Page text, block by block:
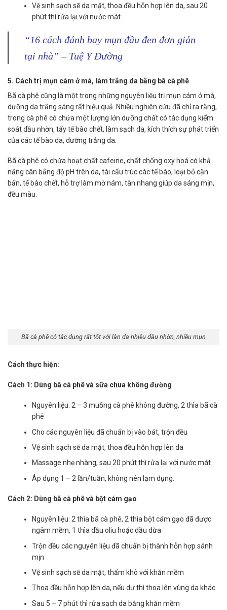
Vệ sinh sạch sẽ da mặt, thoa đều hỗn hợp lên da, sau 20
phút thì rửa lại với nước mát.
“16 cách đánh bay mụn đầu đen đơn giản
tại nhà” – Tuệ Y Đường
5. Cách trị mụn cám ở má, làm trắng da bằng bã cà phê
Bã cà phê cũng là một trong những nguyên liệu trị mụn cám ở má,
dưỡng da trắng sáng rất hiệu quả. Nhiều nghiên cứu đã chỉ ra rằng,
trong cà phê có chứa một lượng lớn dưỡng chất có tác dụng kiểm
soát dầu nhờn, tẩy tế bào chết, làm sạch da, kích thích sự phát triển
của các tế bào da, dưỡng trắng da.
Bã cà phê có chứa hoạt chất cafeine, chất chống oxy hoá có khả
năng cân bằng độ pH trên da, tái cấu trúc các tế bào, loại bỏ cặn
bẩn, tế bào chết, hỗ trợ làm mờ nám, tàn nhang giúp da sáng mịn,
đều màu.
Bã cà phê có tác dụng rất tốt với làn da nhiều dầu nhờn, nhiều mụn
Cách thực hiện:
Cách 1: Dùng bã cà phê và sữa chua không đường
Nguyên liệu: 2 – 3 muỗng cà phê không đường, 2 thìa bã cà
phê
Cho các nguyên liệu đã chuẩn bị vào bát, trộn đều
Vệ sinh sạch sẽ da mặt, thoa đều hỗn hợp lên da
Massage nhẹ nhàng, sau 20 phút thì rửa lại với nước mát
Áp dụng 1 – 2 lần/tuần, không nên lạm dụng.
Cách 2: Dùng bã cà phê và bột cám gạo
Nguyên liệu: 2 thìa bã cà phê, 2 thìa bột cám gạo đã được
ngâm mềm, 1 thìa dầu oliu hoặc dầu dừa
Trộn đều các nguyên liệu đã chuẩn bị thành hỗn hợp sánh
mịn
Vệ sinh sạch sẽ da mặt, thấm khô với khăn mềm
Thoa đều hỗn hợp lên da, nếu dư thì thoa lên vùng da khác
Sau 5 – 7 phút thì rửa sạch da bằng khăn mềm